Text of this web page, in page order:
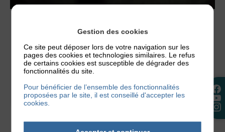
ÉDUCATION
L’eczéma est très contagieux, non ? Et bien non !
Mais nous allons en parler plus à fond pour
18 février 2020
Gestion des cookies
Ce site peut déposer lors de votre navigation sur les
pages des cookies et technologies similaires. Le refus
de certains cookies est susceptible de dégrader des
fonctionnalités du site.
Pour bénéficier de l’ensemble des fonctionnalités
proposées par le site, il est conseillé d'accepter les
cookies.